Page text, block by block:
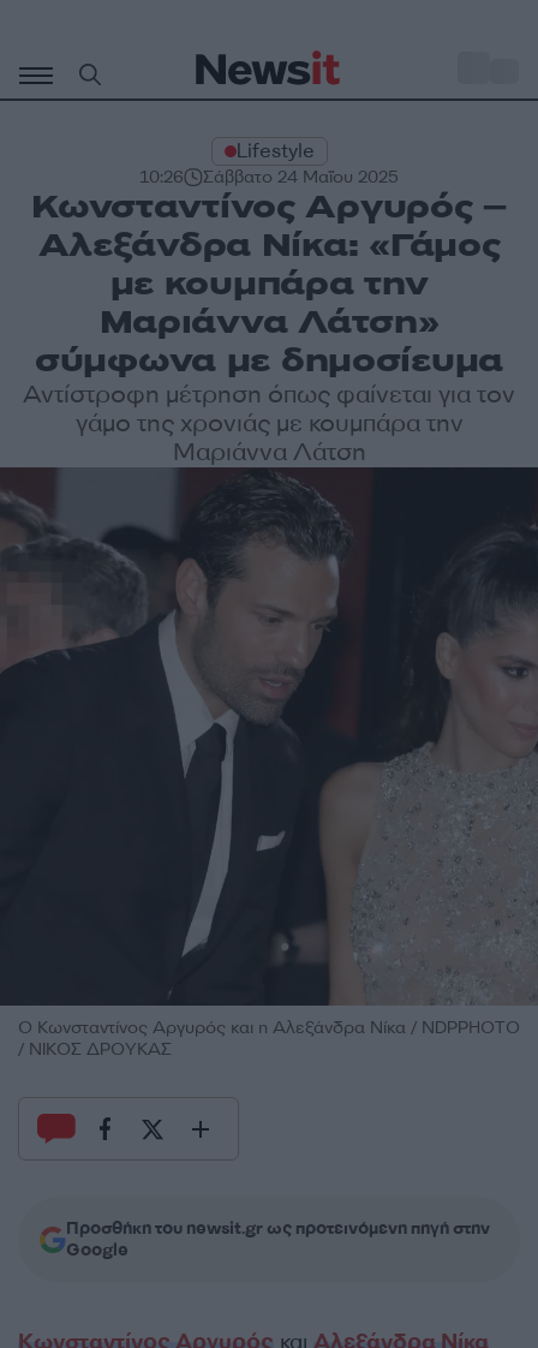
περιεχόμενο
Lifestyle
10:26 Σάββατο 24 Μαΐου 2025
Κωνσταντίνος Αργυρός –
Αλεξάνδρα Νίκα: «Γάμος
με κουμπάρα την
Μαριάννα Λάτση»
σύμφωνα με δημοσίευμα
Αντίστροφη μέτρηση όπως φαίνεται για τον
γάμο της χρονιάς με κουμπάρα την
Μαριάννα Λάτση
O Κωνσταντίνος Αργυρός και η Αλεξάνδρα Νίκα / NDPPHOTO
/ ΝΙΚΟΣ ΔΡΟΥΚΑΣ
Προσθήκη του newsit.gr ως προτεινόμενη πηγή στην
Google
Κωνσταντίνος Αργυρός και Αλεξάνδρα Νίκα